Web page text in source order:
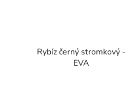
Rybíz černý stromkový -
EVA